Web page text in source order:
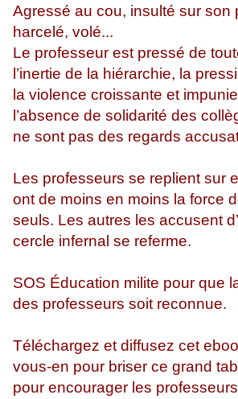
Agressé au cou, insulté sur son
harcelé, volé...
Le professeur est pressé de
l’inertie de la hiérarchie, la
la violence croissante et
l’absence de solidarité des
ne sont pas des regards
Les professeurs se replient sur
ont de moins en moins la force
seuls. Les autres les accusent
cercle infernal se referme.
SOS Éducation milite pour que
des professeurs soit reconnue.
Téléchargez et diffusez cet
vous-en pour briser ce grand
pour encourager les